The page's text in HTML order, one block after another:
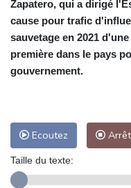
Zapatero, qui a dirigé
cause pour trafic
sauvetage en 2021
première dans le pays
gouvernement.
Ecoutez
Taille du texte: